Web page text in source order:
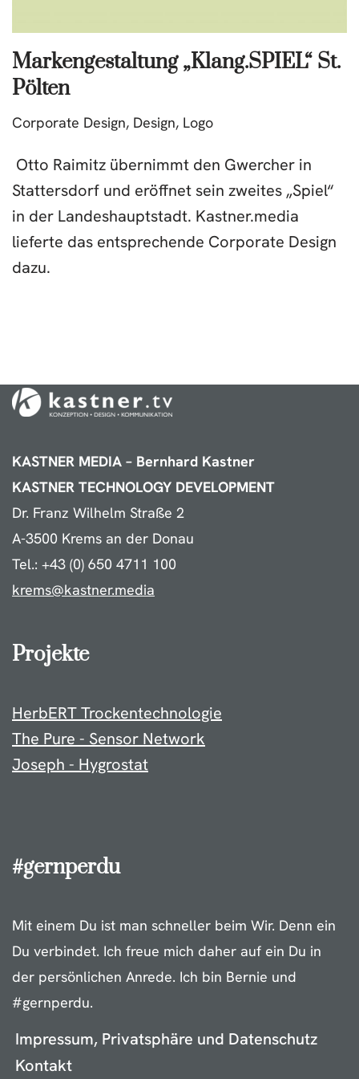
Markengestaltung „Klang.SPIEL“ St.
Pölten
Corporate Design, Design, Logo
Otto Raimitz übernimmt den Gwercher in
Stattersdorf und eröffnet sein zweites „Spiel“
in der Landeshauptstadt. Kastner.media
lieferte das entsprechende Corporate Design
dazu.
KASTNER MEDIA – Bernhard Kastner
KASTNER TECHNOLOGY DEVELOPMENT
Dr. Franz Wilhelm Straße 2
A-3500 Krems an der Donau
Tel.: +43 (0) 650 4711 100
krems@kastner.media
Projekte
HerbERT Trockentechnologie
The Pure - Sensor Network
Joseph - Hygrostat
#gernperdu
Mit einem Du ist man schneller beim Wir. Denn ein
Du verbindet. Ich freue mich daher auf ein Du in
der persönlichen Anrede. Ich bin Bernie und
#gernperdu.
Impressum, Privatsphäre und Datenschutz
Kontakt